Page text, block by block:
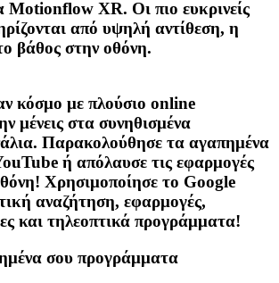
Motionflow XR. Οι πιο ευκρινείς
από υψηλή αντίθεση, η
βάθος στην οθόνη.
κόσμο με πλούσιο online
μένεις στα συνηθισμένα
Παρακολούθησε τα αγαπημένα
ή απόλαυσε τις εφαρμογές
Χρησιμοποίησε το Google
αναζήτηση, εφαρμογές,
και τηλεοπτικά προγράμματα!
σου προγράμματα